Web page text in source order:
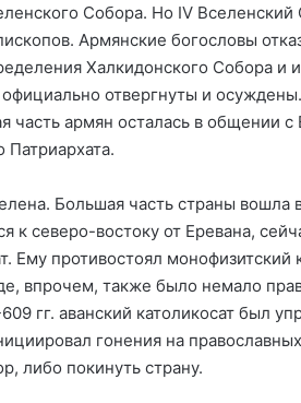
Собора. Но IV Вселенский
Армянские богословы
Халкидонского Собора и
отвергнуты и
часть армян осталась в общении
Патриархата.
Большая часть страны вошла
к северо-востоку от Еревана,
Ему противостоял монофизитский
впрочем, также было немало
гг. аванский католикосат был
гонения на
либо покинуть страну.